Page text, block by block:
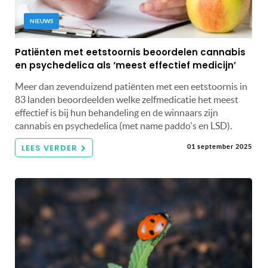
NIEUWS
Patiënten met eetstoornis beoordelen cannabis
en psychedelica als ‘meest effectief medicijn’
Meer dan zevenduizend patiënten met een eetstoornis in
83 landen beoordeelden welke zelfmedicatie het meest
effectief is bij hun behandeling en de winnaars zijn
cannabis en psychedelica (met name paddo's en LSD).
LEES VERDER 01 september 2025